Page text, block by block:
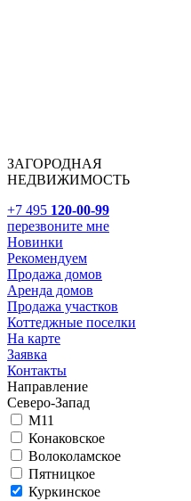
ЗАГОРОДНАЯ
НЕДВИЖИМОСТЬ
+7 495 120-00-99
перезвоните мне
Новинки
Рекомендуем
Продажа домов
Аренда домов
Продажа участков
Коттеджные поселки
На карте
Заявка
Контакты
Направление
Северо-Запад
М11
Конаковское
Волоколамское
Пятницкое
Куркинское